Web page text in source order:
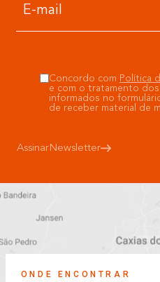
AssinarNewsletter
Concordo com Política
e com o tratamento
informados no
de receber material de
ONDE ENCONTRAR